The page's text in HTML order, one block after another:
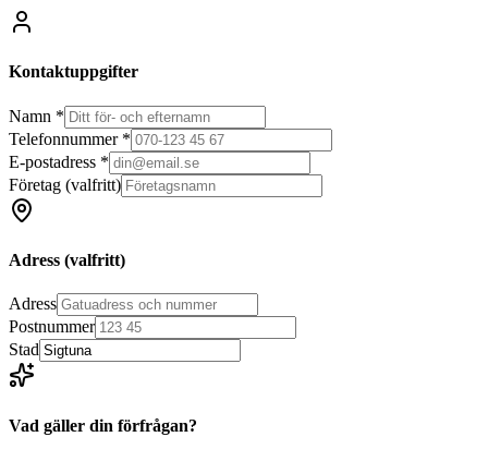
Kontaktuppgifter
Namn *
Telefonnummer *
E-postadress *
Företag (valfritt)
Adress (valfritt)
Adress
Postnummer
Stad
Vad gäller din förfrågan?